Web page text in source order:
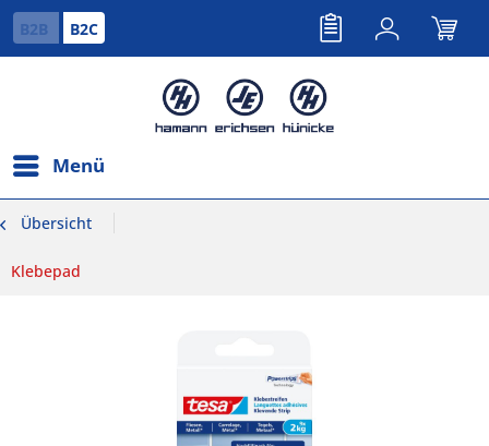
B2B B2C
Menü
Übersicht
Klebepad